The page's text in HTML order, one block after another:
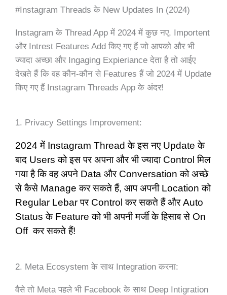
#Instagram Threads के New Updates In (2024)
Instagram के Thread App में 2024 में कुछ नए, Importent
और Intrest Features Add किए गए हैं जो आपको और भी
ज्यादा अच्छा और Ingaging Expieriance देता है तो आईए
देखते हैं कि वह कौन-कौन से Features हैं जो 2024 में Update
किए गए हैं Instagram Threads App के अंदर!
1. Privacy Settings Improvement:
2024 में Instagram Thread के इस नए Update के
बाद Users को इस पर अपना और भी ज्यादा Control मिल
गया है कि वह अपने Data और Conversation को अच्छे
से कैसे Manage कर सकते हैं, आप अपनी Location को
Regular Lebar पर Control कर सकते हैं और Auto
Status के Feature को भी अपनी मर्जी के हिसाब से On
Off कर सकते हैं!
2. Meta Ecosystem के साथ Integration करना:
वैसे तो Meta पहले भी Facebook के साथ Deep Intigration